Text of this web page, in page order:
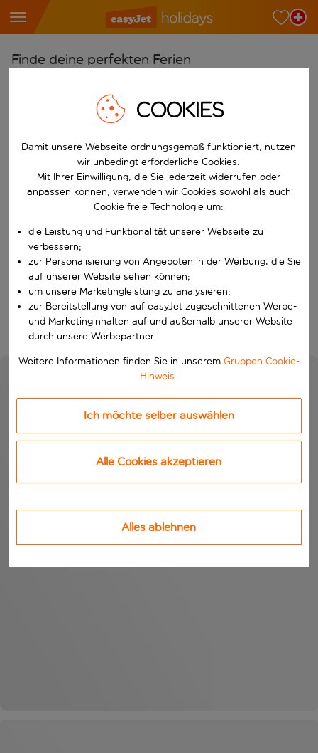
Finde deine perfekten Ferien
Wähle deine Flughäfen
Beginne mit der Eingabe für die automatische
Reiseziele finden
Nach
W&auml;hle ein Ab- und R&uuml;ckflugdatum aus.
Wähle deine Reisedaten
Wann
Wer
Suchen
COOKIES
Damit unsere Webseite ordnungsgemäß funktioniert, nutzen
wir unbedingt erforderliche Cookies.
Mit Ihrer Einwilligung, die Sie jederzeit widerrufen oder
anpassen können, verwenden wir Cookies sowohl als auch
Cookie freie Technologie um:
die Leistung und Funktionalität unserer Webseite zu
verbessern;
zur Personalisierung von Angeboten in der Werbung, die Sie
auf unserer Website sehen können;
um unsere Marketingleistung zu analysieren;
zur Bereitstellung von auf easyJet zugeschnittenen Werbe-
und Marketinginhalten auf und außerhalb unserer Website
durch unsere Werbepartner.
Weitere Informationen finden Sie in unserem Gruppen Cookie-
Hinweis.
Ich möchte selber auswählen
Alle Cookies akzeptieren
Alles ablehnen